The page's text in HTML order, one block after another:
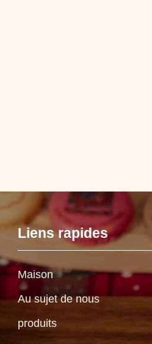
Liens rapides
Maison
Au sujet de nous
produits